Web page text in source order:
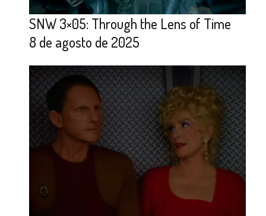
SNW 3×05: Through the Lens of Time
8 de agosto de 2025